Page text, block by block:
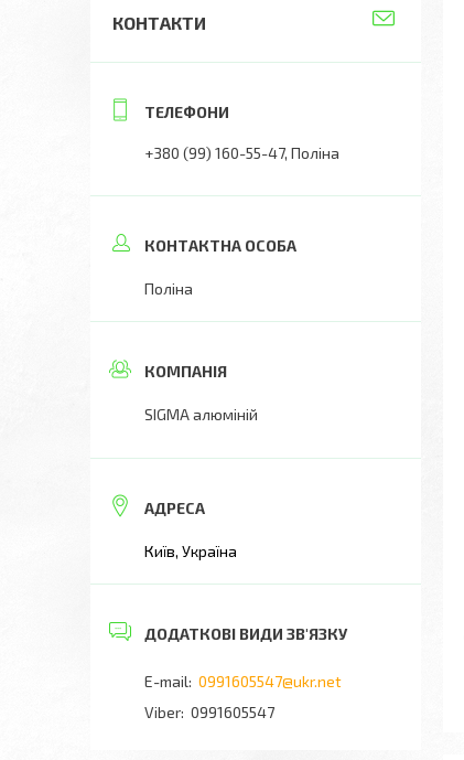
КОНТАКТИ
+380 (99) 160-55-47 Поліна
Поліна
SIGMA алюміній
Київ, Україна
0991605547@ukr.net
0991605547